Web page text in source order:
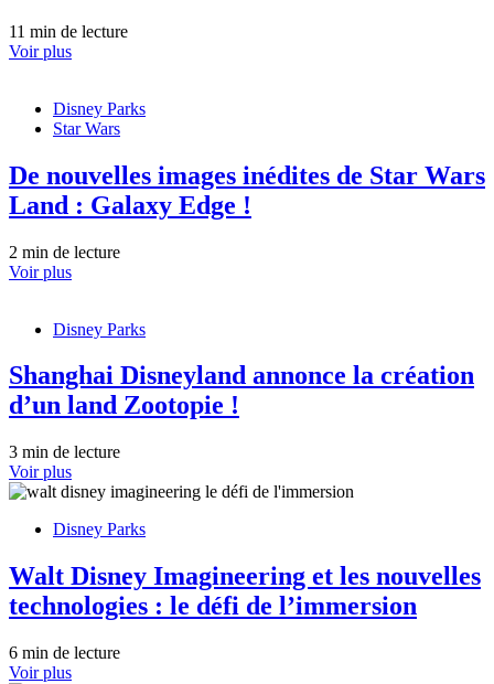
11 min de lecture
Voir plus
Disney Parks
Star Wars
De nouvelles images inédites de Star Wars
Land : Galaxy Edge !
2 min de lecture
Voir plus
Disney Parks
Shanghai Disneyland annonce la création
d’un land Zootopie !
3 min de lecture
Voir plus
Disney Parks
Walt Disney Imagineering et les nouvelles
technologies : le défi de l’immersion
6 min de lecture
Voir plus